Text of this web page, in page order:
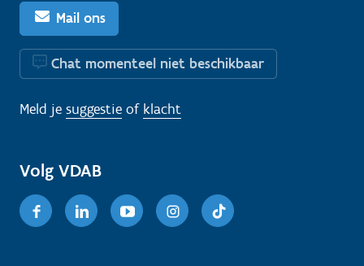
Mail ons
Chat momenteel niet beschikbaar
Meld je suggestie of klacht
Volg VDAB
FacebookLinkedinYoutubeInstagram